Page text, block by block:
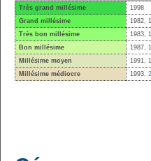
Très grand millésime
1998
Grand millésime
1982,
Très bon millésime
1983,
Bon millésime
1987,
Millésime moyen
1991,
Millésime médiocre
1993,